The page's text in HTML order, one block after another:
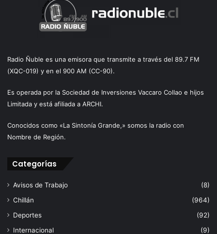
Radio Ñuble es una emisora que transmite a través del 89.7 FM
(XQC-019) y en el 900 AM (CC-90).
Es operada por la Sociedad de Inversiones Vaccaro Collao e hijos
Limitada y está afiliada a ARCHI.
Conocidos como «La Sintonía Grande,» somos la radio con
Nombre de Región.
Categorías
Avisos de Trabajo
(8)
Chillán
(964)
Deportes
(92)
Internacional
(9)